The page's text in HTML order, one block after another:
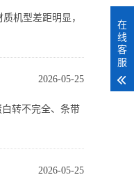
机型差距明显，
2026-05-25
转不完全、条带
2026-05-25
在
线
客
服